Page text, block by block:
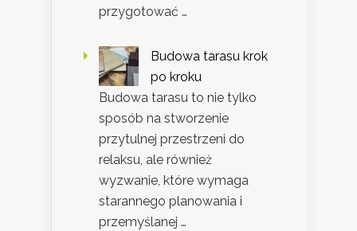
przygotować …
Budowa tarasu krok
po kroku
Budowa tarasu to nie tylko
sposób na stworzenie
przytulnej przestrzeni do
relaksu, ale również
wyzwanie, które wymaga
starannego planowania i
przemyślanej …